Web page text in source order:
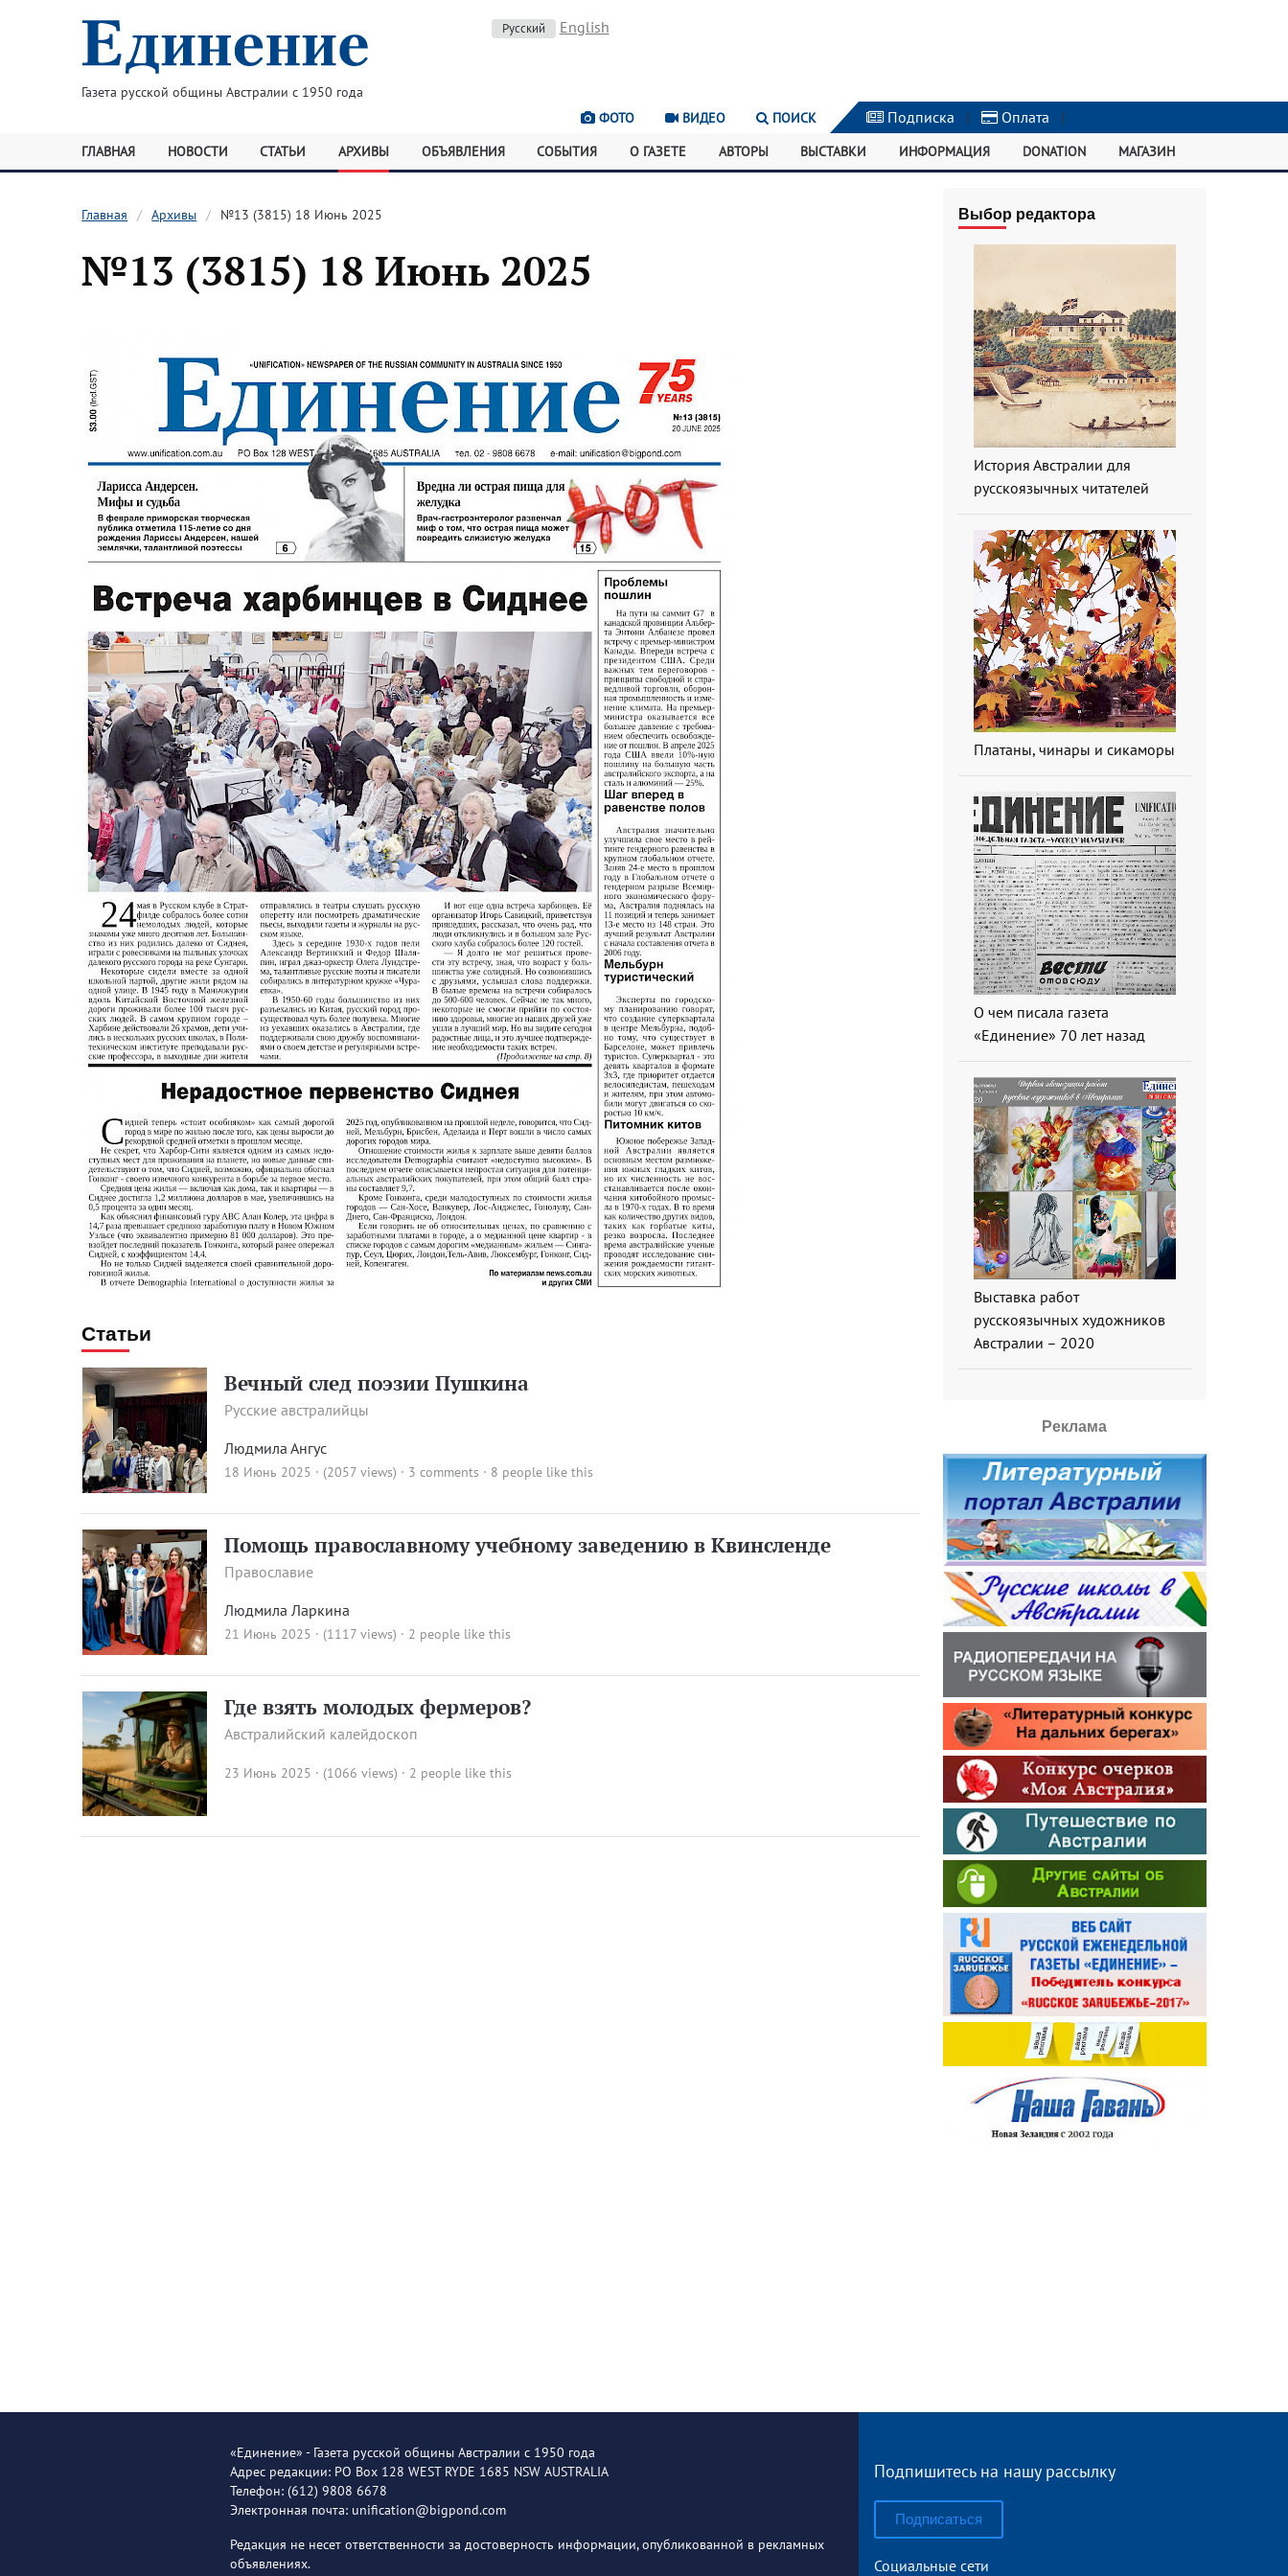
Газета русской общины Австралии с 1950 года
Русский English
ФОТО ВИДЕО ПОИСК Подписка | Оплата |
ГЛАВНАЯ НОВОСТИ СТАТЬИ АРХИВЫ ОБЪЯВЛЕНИЯ СОБЫТИЯ О ГАЗЕТЕ АВТОРЫ ВЫСТАВКИ ИНФОРМАЦИЯ DONATION МАГАЗИН
Главная Архивы №13 (3815) 18 Июнь 2025
№13 (3815) 18 Июнь 2025
Статьи
Вечный след поэзии Пушкина
Русские австралийцы
Людмила Ангус
18 Июнь 2025 · (2057 views) · 3 comments · 8 people like this
Помощь православному учебному заведению в Квинсленде
Православие
Людмила Ларкина
21 Июнь 2025 · (1117 views) · 2 people like this
Где взять молодых фермеров?
Австралийский калейдоскоп
23 Июнь 2025 · (1066 views) · 2 people like this
Выбор редактора
История Австралии для
русскоязычных читателей
Платаны, чинары и сикаморы
О чем писала газета
«Единение» 70 лет назад
Выставка работ
русскоязычных художников
Австралии – 2020
Реклама
«Единение» - Газета русской общины Австралии с 1950 года
Адрес редакции: PO Box 128 WEST RYDE 1685 NSW AUSTRALIA
Телефон: (612) 9808 6678
Электронная почта: unification@bigpond.com
Редакция не несет ответственности за достоверность информации, опубликованной в рекламных
объявлениях.
Подпишитесь на нашу рассылку
Подписаться
Социальные сети